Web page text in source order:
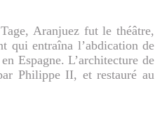
Aranjuez fut le théâtre,
qui entraîna l’abdication de
Espagne. L’architecture de
Philippe II, et restauré au